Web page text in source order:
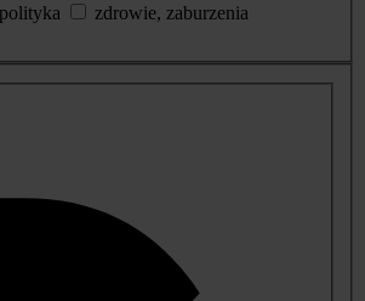
zdrowie, zaburzenia